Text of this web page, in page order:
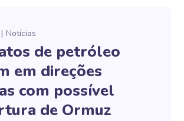
Notícias
de petróleo
em direções
com possível
de Ormuz